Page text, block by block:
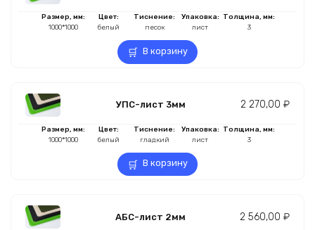
Размер, мм:
1000*1000
Цвет:
белый
Тиснение:
песок
Упаковка:
лист
Толщина, мм:
3
В корзину
УПС-лист 3мм 2 270,00 ₽
Размер, мм:
1000*1000
Цвет:
белый
Тиснение:
гладкий
Упаковка:
лист
Толщина, мм:
3
В корзину
АБС-лист 2мм 2 560,00 ₽